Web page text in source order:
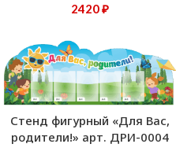
2420₽
Стенд фигурный «Для Вас,
родители!» арт. ДРИ-0004